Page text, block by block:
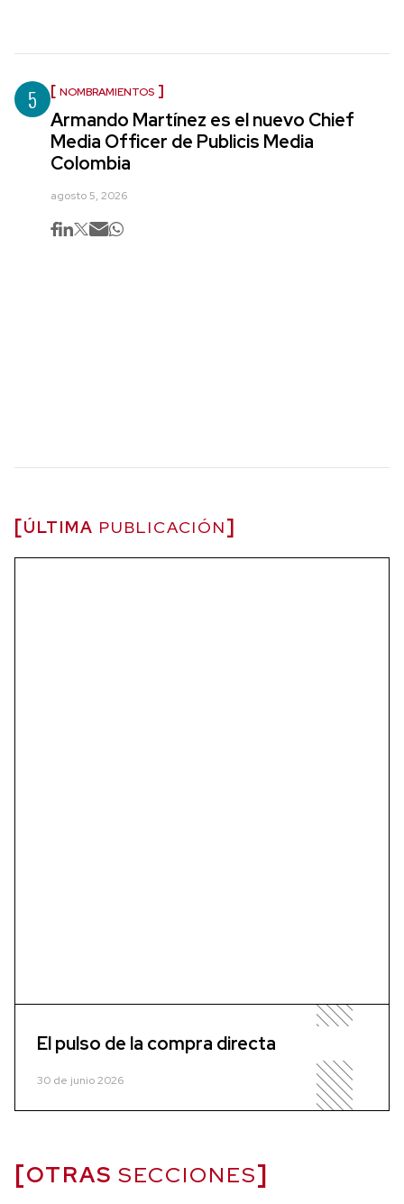
5 NOMBRAMIENTOS
Armando Martínez es el nuevo Chief
Media Officer de Publicis Media
Colombia
agosto 5, 2026
ÚLTIMA PUBLICACIÓN
El pulso de la compra directa
30 de junio 2026
OTRAS SECCIONES